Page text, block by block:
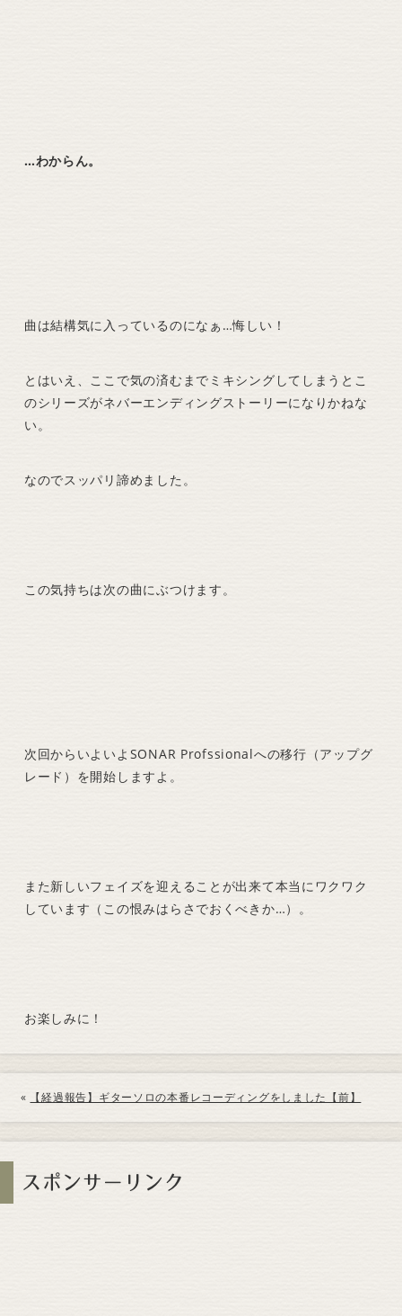
…わからん。
曲は結構気に入っているのになぁ…悔しい！
とはいえ、ここで気の済むまでミキシングしてしまうとこ
のシリーズがネバーエンディングストーリーになりかねな
い。
なのでスッパリ諦めました。
この気持ちは次の曲にぶつけます。
次回からいよいよSONAR Profssionalへの移行（アップグ
レード）を開始しますよ。
また新しいフェイズを迎えることが出来て本当にワクワク
しています（この恨みはらさでおくべきか…）。
お楽しみに！
« 【経過報告】ギターソロの本番レコーディングをしました【前】
スポンサーリンク